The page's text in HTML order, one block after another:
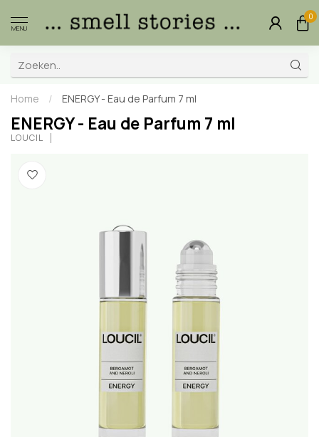
MENU
0
Home / ENERGY - Eau de Parfum 7 ml
ENERGY - Eau de Parfum 7 ml
LOUCIL